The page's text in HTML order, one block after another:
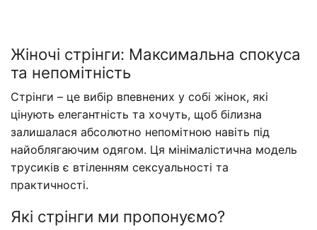
Жіночі стрінги: Максимальна спокуса
та непомітність
Стрінги – це вибір впевнених у собі жінок, які
цінують елегантність та хочуть, щоб білизна
залишалася абсолютно непомітною навіть під
найоблягаючим одягом. Ця мінімалістична модель
трусиків є втіленням сексуальності та
практичності.
Які стрінги ми пропонуємо?